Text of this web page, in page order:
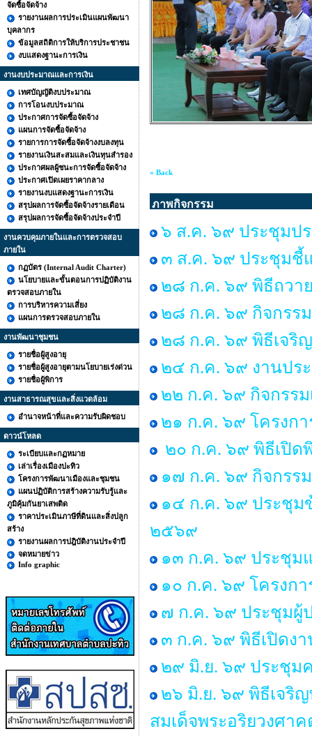
จัดซื้อจัดจ้าง
รายงานผลการประเมินแผนพัฒนา
บุคลากร
ข้อมูลสถิติการให้บริการประชาชน
งบแสดงฐานะการเงิน
งานงบประมาณและการเงิน
เทศบัญญัติงบประมาณ
การโอนงบประมาณ
ประกาศการจัดซื้อจัดจ้าง
แผนการจัดซื้อจัดจ้าง
รายการการจัดซื้อจัดจ้างงบลงทุน
รายงานเงินสะสมและเงินทุนสำรอง
ประกาศผลผู้ชนะการจัดซื้อจัดจ้าง
ประกาศเปิดเผยราคากลาง
รายงานงบแสดงฐานะการเงิน
สรุปผลการจัดซื้อจัดจ้างรายเดือน
สรุปผลการจัดซื้อจัดจ้างประจำปี
งานควบคุมภายในและการตรวจสอบ
ภายใน
กฏบัตร (Internal Audit Charter)
นโยบายและขั้นตอนการปฏิบัติงาน
ตรวจสอบภายใน
การบริหารความเสี่ยง
แผนการตรวจสอบภายใน
งานพัฒนาชุมชน
รายชื่อผู้สูงอายุ
รายชื่อผู้สูงอายุตามนโยบายเร่งด่วน
รายชื่อผู้พิการ
งานสาธารณสุขและสิ่งแวดล้อม
อำนาจหน้าที่และความรับผิดชอบ
ดาวน์โหลด
ระเบียบและกฏหมาย
เล่าเรื่องเมืองปะทิว
โครงการพัฒนาเมืองและชุมชน
แผนปฏิบัติการสร้างความรับรู้และ
ภูมิคุ้มกันยาเสพติด
ราคาประเมินภาษีที่ดินและสิ่งปลูก
สร้าง
รายงานผลการปฎิบัติงานประจำปี
จดหมายข่าว
Info graphic
« Back
ภาพกิจกรรม
๖ ส.ค. ๖๙ ประชุมป
๓ ส.ค. ๖๙ ประชุมชี้
๒๘ ก.ค. ๖๙ พิธีถวา
๒๘ ก.ค. ๖๙ กิจกรร
๒๘ ก.ค. ๖๙ พิธีเจริ
๒๔ ก.ค. ๖๙ งานปร
๒๒ ก.ค. ๖๙ กิจกรร
๒๑ ก.ค. ๖๙ โครงก
๒๐ ก.ค. ๖๙ พิธีเปิ
๑๗ ก.ค. ๖๙ กิจกรร
๑๔ ก.ค. ๖๙ ประชุม
๒๕๖๙
๑๓ ก.ค. ๖๙ ประชุม
๑๐ ก.ค. ๖๙ โครงก
๗ ก.ค. ๖๙ ประชุมผู้
๓ ก.ค. ๖๙ พิธีเปิดงา
๒๙ มิ.ย. ๖๙ ประชุม
๒๖ มิ.ย. ๖๙ พิธีเจริ
สมเด็จพระอริยวงศ